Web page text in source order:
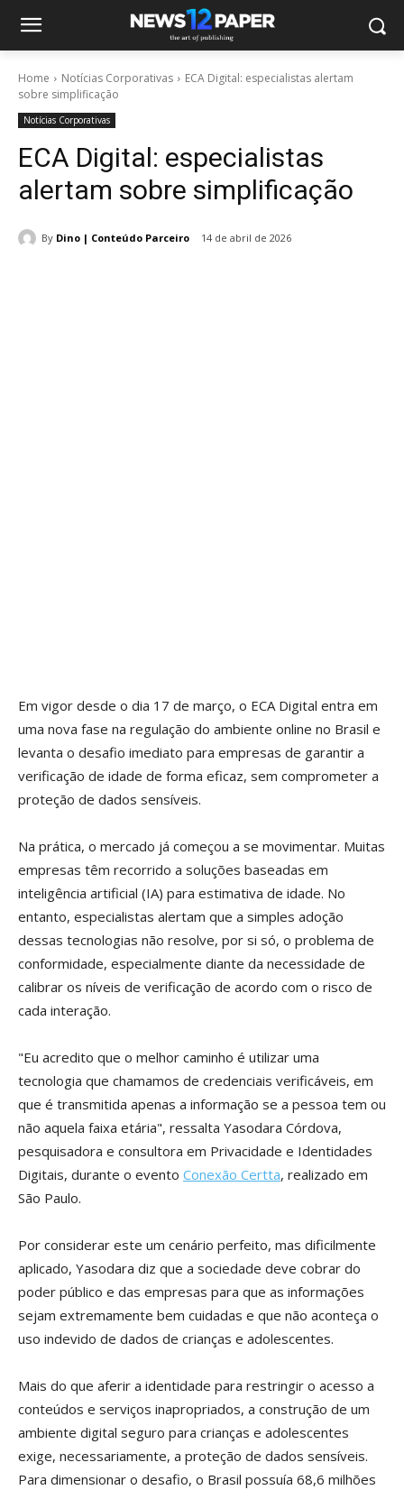
Home Notícias Corporativas
ECA Digital: especialistas alertam
sobre simplificação
Notícias Corporativas
ECA Digital: especialistas
alertam sobre simplificação
By Dino | Conteúdo Parceiro 14 de abril de 2026
Em vigor desde o dia 17 de março, o ECA Digital entra em
uma nova fase na regulação do ambiente online no Brasil e
levanta o desafio imediato para empresas de garantir a
verificação de idade de forma eficaz, sem comprometer a
proteção de dados sensíveis.
Na prática, o mercado já começou a se movimentar. Muitas
empresas têm recorrido a soluções baseadas em
inteligência artificial (IA) para estimativa de idade. No
entanto, especialistas alertam que a simples adoção
dessas tecnologias não resolve, por si só, o problema de
conformidade, especialmente diante da necessidade de
calibrar os níveis de verificação de acordo com o risco de
cada interação.
"Eu acredito que o melhor caminho é utilizar uma
tecnologia que chamamos de credenciais verificáveis, em
que é transmitida apenas a informação se a pessoa tem ou
não aquela faixa etária", ressalta Yasodara Córdova,
pesquisadora e consultora em Privacidade e Identidades
Digitais, durante o evento Conexão Certta, realizado em
São Paulo.
Por considerar este um cenário perfeito, mas dificilmente
aplicado, Yasodara diz que a sociedade deve cobrar do
poder público e das empresas para que as informações
sejam extremamente bem cuidadas e que não aconteça o
uso indevido de dados de crianças e adolescentes.
Mais do que aferir a identidade para restringir o acesso a
conteúdos e serviços inapropriados, a construção de um
ambiente digital seguro para crianças e adolescentes
exige, necessariamente, a proteção de dados sensíveis.
Para dimensionar o desafio, o Brasil possuía 68,6 milhões